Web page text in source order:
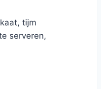
tijm
serveren,